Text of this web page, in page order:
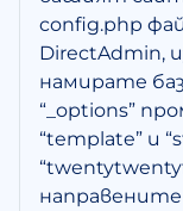
config.php
DirectAdmin,
намирате
“_options”
“template” и